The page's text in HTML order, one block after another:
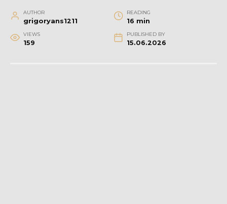
AUTHOR
grigoryans1211
READING
16 min
VIEWS
159
PUBLISHED BY
15.06.2026